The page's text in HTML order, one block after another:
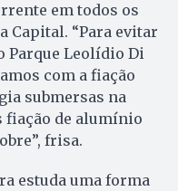
em todos os
Capital. “Para evitar
Parque Leolídio Di
com a fiação
submersas na
fiação de alumínio
frisa.
estuda uma forma